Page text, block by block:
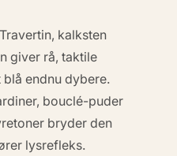
Travertin, kalksten
giver rå, taktile
endnu dybere.
bouclé-puder
bryder den
lysrefleks.